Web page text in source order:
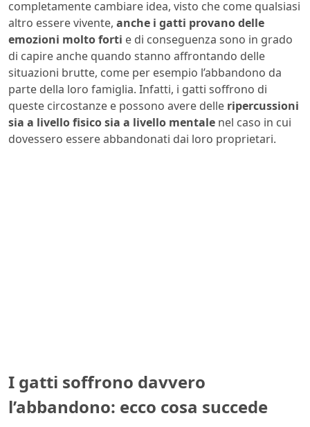
completamente cambiare idea, visto che come qualsiasi
altro essere vivente, anche i gatti provano delle
emozioni molto forti e di conseguenza sono in grado
di capire anche quando stanno affrontando delle
situazioni brutte, come per esempio l’abbandono da
parte della loro famiglia. Infatti, i gatti soffrono di
queste circostanze e possono avere delle ripercussioni
sia a livello fisico sia a livello mentale nel caso in cui
dovessero essere abbandonati dai loro proprietari.
I gatti soffrono davvero
l’abbandono: ecco cosa succede